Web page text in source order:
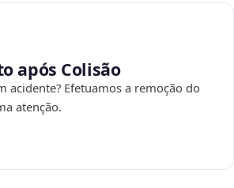
após Colisão
acidente? Efetuamos a remoção do
atenção.